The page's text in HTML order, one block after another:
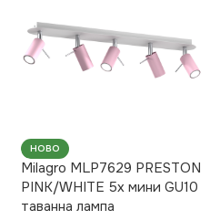
НОВО
Milagro MLP7629 PRESTON
PINK/WHITE 5x мини GU10
таванна лампа